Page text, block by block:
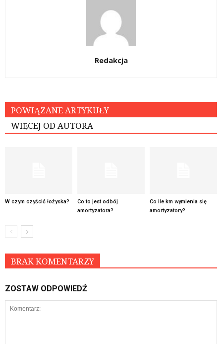
Redakcja
POWIĄZANE ARTYKUŁY
WIĘCEJ OD AUTORA
W czym czyścić łożyska?
Co to jest odbój
amortyzatora?
Co ile km wymienia się
amortyzatory?
BRAK KOMENTARZY
ZOSTAW ODPOWIEDŹ